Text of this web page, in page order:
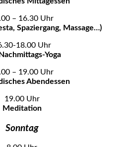
– 16.30 Uhr
Spaziergang, Massage…)
18.00 Uhr
Yoga
– 19.00 Uhr
Abendessen
19.00 Uhr
Meditation
Sonntag